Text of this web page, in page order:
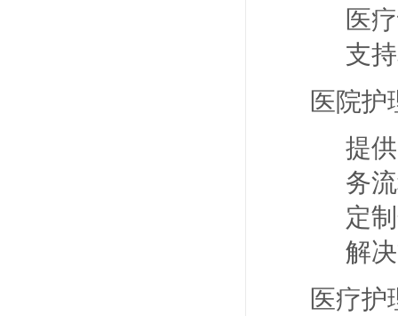
医
支
医院护
提
务
定
解
医疗护